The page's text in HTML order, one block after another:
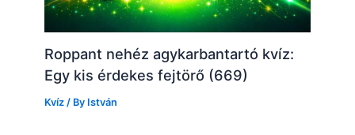
Roppant nehéz agykarbantartó kvíz:
Egy kis érdekes fejtörő (669)
Kvíz / By István